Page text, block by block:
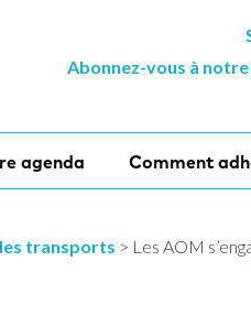
Abonnez-vous à
agenda Comment
transports > Les AOM